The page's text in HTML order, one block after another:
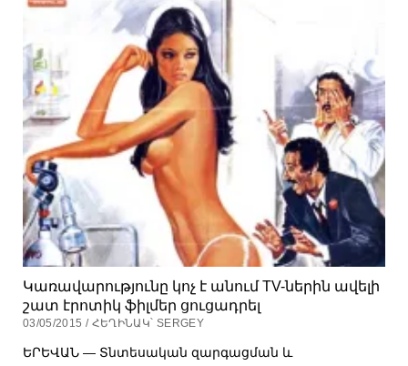
Կառավարությունը կոչ է անում TV-ներին ավելի
շատ էրոտիկ ֆիլմեր ցուցադրել
03/05/2015 / ՀԵՂԻՆԱԿ՝ SERGEY
ԵՐԵՎԱՆ — Տնտեսական զարգացման և